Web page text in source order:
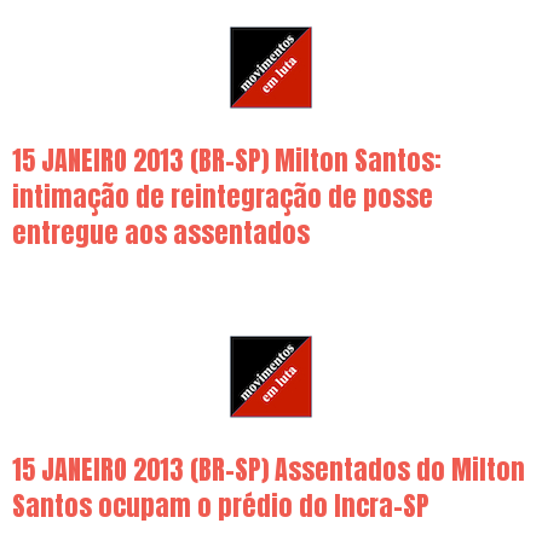
15 JANEIRO 2013 (BR-SP) Milton Santos:
intimação de reintegração de posse
entregue aos assentados
15 JANEIRO 2013 (BR-SP) Assentados do Milton
Santos ocupam o prédio do Incra-SP